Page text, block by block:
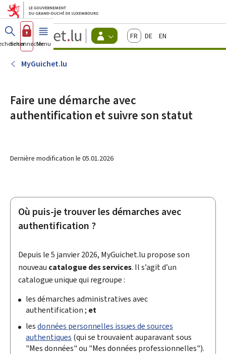
Aller au menu principal
Aller au contenu
Guichet.lu
Changer
d'espace
FrançaisDeutschEnglish
Se connecterMenu principal
MyGuichet.lu
Faire une démarche avec
authentification et suivre son statut
Dernière modification le 05.01.2026
Où puis-je trouver les démarches avec
authentification ?
Depuis le 5 janvier 2026, MyGuichet.lu propose son
nouveau catalogue des services. Il s’agit d’un
catalogue unique qui regroupe :
les démarches administratives avec
authentification ; et
lesdonnées personnelles issues de sources
authentiques (qui se trouvaient auparavant sous
"Mes données" ou "Mes données professionnelles").